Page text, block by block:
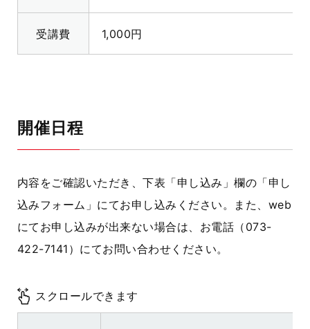
受講費 1,000円
開催日程
内容をご確認いただき、下表「申し込み」欄の「申し
込みフォーム」にてお申し込みください。また、web
にてお申し込みが出来ない場合は、お電話（073-
422-7141）にてお問い合わせください。
スクロールできます